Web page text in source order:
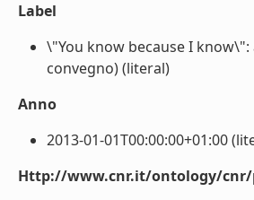
Label
\"You know because I
convegno) (literal)
Anno
2013-01-01T00:00:00+01:00
Http://www.cnr.it/ontology/